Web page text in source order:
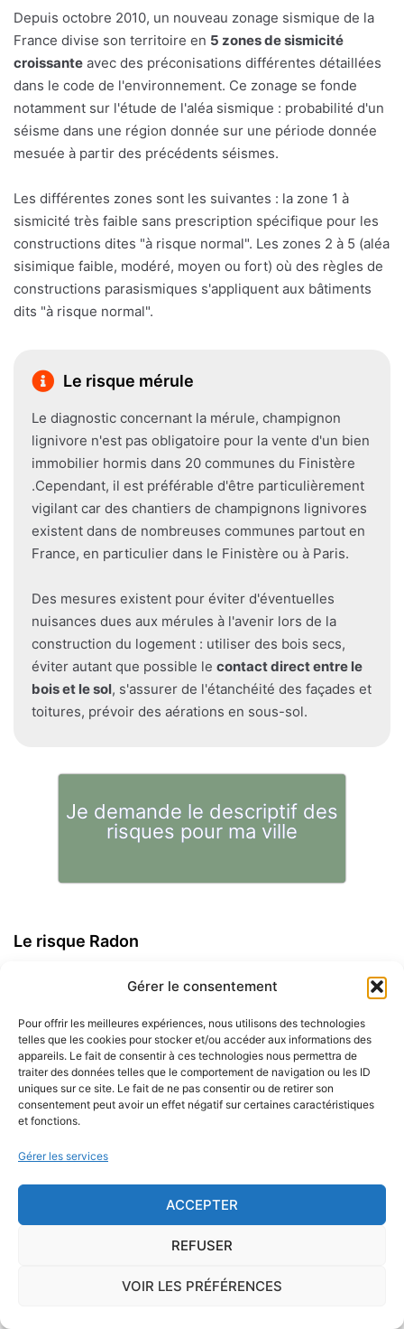
Gérer le consentement
Pour offrir les meilleures expériences, nous utilisons des technologies
telles que les cookies pour stocker et/ou accéder aux informations des
appareils. Le fait de consentir à ces technologies nous permettra de
traiter des données telles que le comportement de navigation ou les ID
uniques sur ce site. Le fait de ne pas consentir ou de retirer son
consentement peut avoir un effet négatif sur certaines caractéristiques
et fonctions.
Gérer les services
ACCEPTER
REFUSER
VOIR LES PRÉFÉRENCES
Depuis octobre 2010, un nouveau zonage sismique de la
France divise son territoire en 5 zones de sismicité
croissante avec des préconisations différentes détaillées
dans le code de l'environnement. Ce zonage se fonde
notamment sur l'étude de l'aléa sismique : probabilité d'un
séisme dans une région donnée sur une période donnée
mesuée à partir des précédents séismes.
Les différentes zones sont les suivantes : la zone 1 à
sismicité très faible sans prescription spécifique pour les
constructions dites "à risque normal". Les zones 2 à 5 (aléa
sisimique faible, modéré, moyen ou fort) où des règles de
constructions parasismiques s'appliquent aux bâtiments
dits "à risque normal".
Le risque mérule
Le diagnostic concernant la mérule, champignon
lignivore n'est pas obligatoire pour la vente d'un bien
immobilier hormis dans 20 communes du Finistère
.Cependant, il est préférable d'être particulièrement
vigilant car des chantiers de champignons lignivores
existent dans de nombreuses communes partout en
France, en particulier dans le Finistère ou à Paris.
Des mesures existent pour éviter d'éventuelles
nuisances dues aux mérules à l'avenir lors de la
construction du logement : utiliser des bois secs,
éviter autant que possible le contact direct entre le
bois et le sol, s'assurer de l'étanchéité des façades et
toitures, prévoir des aérations en sous-sol.
Je demande le descriptif des
risques pour ma ville
Le risque Radon
La commune de Viggianello se trouve dans une
, ce qui est
considéré commeélevé.
Certains territoires français présentent uneconcentration
importante de radon, gaz radioactif issu de la
désintégration du radium et de l'uranium, deux éléments
Radioprotection et de Sûreté Nucléaire), à la demande de
l'Autorité de Sûreté Nucléaire, a cartographié le territoire
français en délimitant trois types de communes de
potentiel 1, 2 ou 3.
cancer du poumon.